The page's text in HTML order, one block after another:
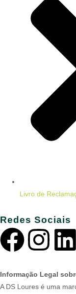
Livro de
Redes Sociais
Informação Legal
A DS Loures é uma